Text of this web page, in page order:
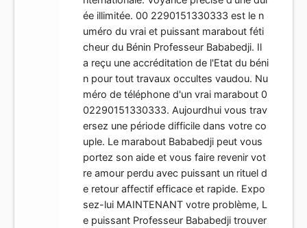
ée illimitée. 00 2290151330333 est le n
uméro du vrai et puissant marabout féti
cheur du Bénin Professeur Bababedji. Il
a reçu une accréditation de l'Etat du béni
n pour tout travaux occultes vaudou. Nu
méro de téléphone d'un vrai marabout 0
02290151330333. Aujourdhui vous trav
ersez une période difficile dans votre co
uple. Le marabout Bababedji peut vous
portez son aide et vous faire revenir vot
re amour perdu avec puissant un rituel d
e retour affectif efficace et rapide. Expo
sez-lui MAINTENANT votre problème, L
e puissant Professeur Bababedji trouver